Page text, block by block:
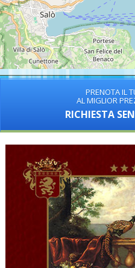
PRENOTA IL
AL MIGLIOR
RICHIESTA